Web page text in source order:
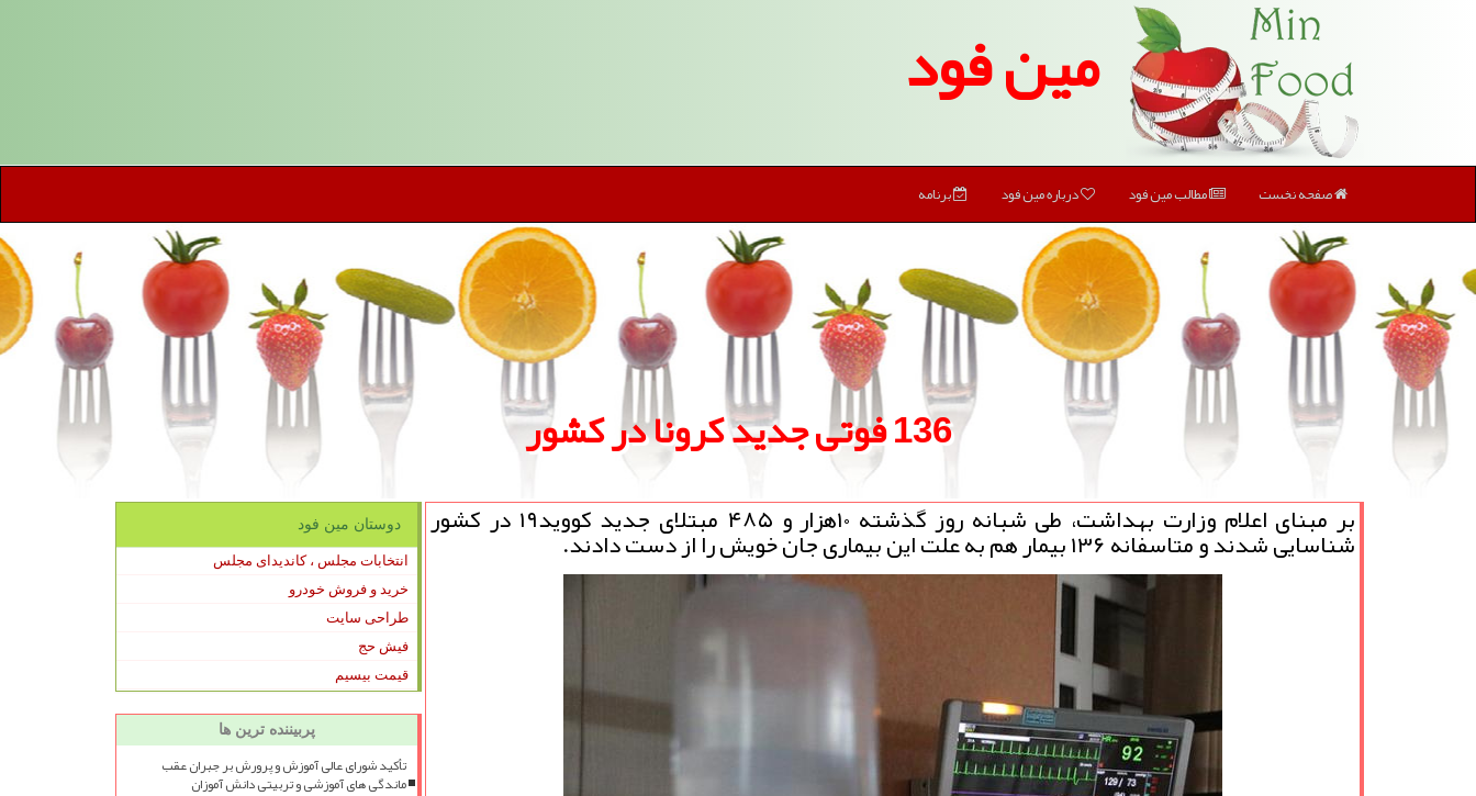
مین فود
صفحه نخست مطالب مین فود درباره مین فود برنامه
136 فوتی جدید كرونا در كشور
بر مبنای اعلام وزارت بهداشت، طی شبانه روز گذشته ۱۰هزار و ۴۸۵ مبتلای جدید کووید۱۹ در کشور
شناسایی شدند و متاسفانه ۱۳۶ بیمار هم به علت این بیماری جان خویش را از دست دادند. دوستان مین فود
انتخابات مجلس ، کاندیدای مجلس
خرید و فروش خودرو
طراحی سایت
فیش حج
قیمت بیسیم
پربیننده ترین ها
تأکید شورای عالی آموزش و پرورش بر جبران عقب
ماندگی های آموزشی و تربیتی دانش آموزان